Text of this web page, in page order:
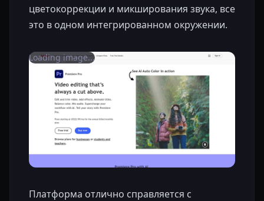
цветокоррекции и микширования звука, все
это в одном интегрированном окружении.
Loading image...
Платформа отлично справляется с